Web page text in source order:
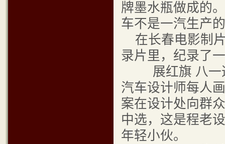
牌墨水瓶做成的
车不是一汽生产
在长春电影制
录片里，纪录
展红旗 八一造
汽车设计师每人
案在设计处向群
中选，这是程老
年轻小伙。